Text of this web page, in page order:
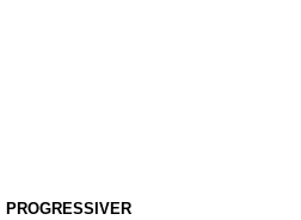
PROGRESSIVER